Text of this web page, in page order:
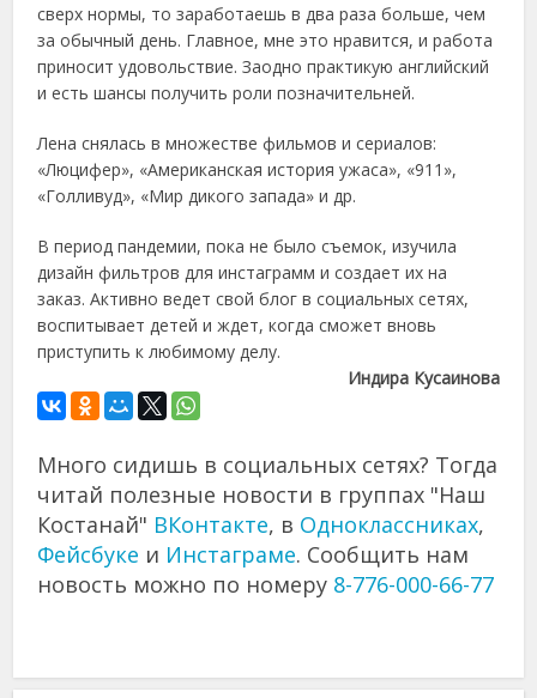
сверх нормы, то заработаешь в два раза больше, чем
за обычный день. Главное, мне это нравится, и работа
приносит удовольствие. Заодно практикую английский
и есть шансы получить роли позначительней.
Лена снялась в множестве фильмов и сериалов:
«Люцифер», «Американская история ужаса», «911»,
«Голливуд», «Мир дикого запада» и др.
В период пандемии, пока не было съемок, изучила
дизайн фильтров для инстаграмм и создает их на
заказ. Активно ведет свой блог в социальных сетях,
воспитывает детей и ждет, когда сможет вновь
приступить к любимому делу.
Индира Кусаинова
Много сидишь в социальных сетях? Тогда
читай полезные новости в группах "Наш
Костанай" ВКонтакте, в Одноклассниках,
Фейсбуке и Инстаграме. Сообщить нам
новость можно по номеру 8-776-000-66-77